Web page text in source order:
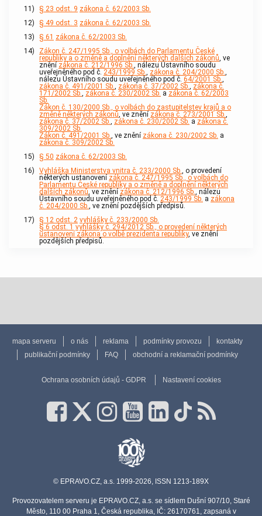
11)
§ 23 odst. 9 zákona č. 62/2003 Sb.
12)
§ 49 odst. 3 zákona č. 62/2003 Sb.
13)
§ 61 zákona č. 62/2003 Sb.
14)
Zákon č. 247/1995 Sb., o volbách do Parlamentu České
republiky a o změně a doplnění některých dalších zákonů, ve
znění zákona č. 212/1996 Sb., nálezu Ústavního soudu
uveřejněného pod č. 243/1999 Sb., zákona č. 204/2000 Sb.,
nálezu Ústavního soudu uveřejněného pod č. 64/2001 Sb.,
zákona č. 491/2001 Sb., zákona č. 37/2002 Sb., zákona č.
171/2002 Sb., zákona č. 230/2002 Sb. a zákona č. 62/2003
Sb.
Zákon č. 130/2000 Sb., o volbách do zastupitelstev krajů a o
změně některých zákonů, ve znění zákona č. 273/2001 Sb.,
zákona č. 37/2002 Sb., zákona č. 230/2002 Sb. a zákona č.
309/2002 Sb.
Zákon č. 491/2001 Sb., ve znění zákona č. 230/2002 Sb. a
zákona č. 309/2002 Sb.
15)
§ 50 zákona č. 62/2003 Sb.
16)
Vyhláška Ministerstva vnitra č. 233/2000 Sb., o provedení
některých ustanovení zákona č. 247/1995 Sb., o volbách do
Parlamentu České republiky a o změně a doplnění některých
dalších zákonů, ve znění zákona č. 212/1996 Sb., nálezu
Ústavního soudu uveřejněného pod č. 243/1999 Sb. a zákona
č. 204/2000 Sb., ve znění pozdějších předpisů.
17)
§ 12 odst. 2 vyhlášky č. 233/2000 Sb.
§ 6 odst. 1 vyhlášky č. 294/2012 Sb., o provedení některých
ustanovení zákona o volbě prezidenta republiky, ve znění
pozdějších předpisů.
mapa serveru o nás reklama podmínky provozu
kontakty
publikační podmínky
FAQ obchodní a reklamační podmínky
Ochrana osobních údajů - GDPR Nastavení cookies
© EPRAVO.CZ, a.s. 1999-2026, ISSN 1213-189X
Provozovatelem serveru je EPRAVO.CZ, a.s. se sídlem Dušní 907/10, Staré
Město, 110 00 Praha 1, Česká republika, IČ: 26170761, zapsaná v